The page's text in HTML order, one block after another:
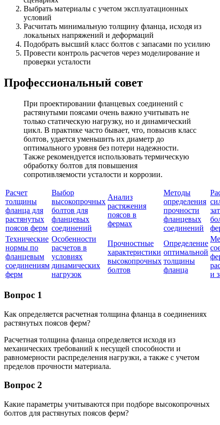
Выбрать материалы с учетом эксплуатационных
условий
Расчитать минимальную толщину фланца, исходя из
локальных напряжений и деформаций
Подобрать высший класс болтов с запасами по усилию
Провести контроль расчетов через моделирование и
проверки усталости
Профессиональный совет
При проектировании фланцевых соединений с
растянутыми поясами очень важно учитывать не
только статическую нагрузку, но и динамический
цикл. В практике часто бывает, что, повысив класс
болтов, удается уменьшить их диаметр до
оптимального уровня без потери надежности.
Также рекомендуется использовать термическую
обработку болтов для повышения
сопротивляемости усталости и коррозии.
Расчет
толщины
фланца для
растянутых
поясов ферм
Выбор
высокопрочных
болтов для
фланцевых
соединений
Анализ
растяжения
поясов в
фермах
Методы
определения
прочности
фланцевых
соединений
Технические
нормы по
фланцевым
соединениям
ферм
Особенности
расчетов в
условиях
динамических
нагрузок
Прочностные
характеристики
высокопрочных
болтов
Определение
оптимальной
толщины
фланца
и
Вопрос 1
Как определяется расчетная толщина фланца в соединениях
растянутых поясов ферм?
Расчетная толщина фланца определяется исходя из
механических требований к несущей способности и
равномерности распределения нагрузки, а также с учетом
пределов прочности материала.
Вопрос 2
Какие параметры учитываются при подборе высокопрочных
болтов для растянутых поясов ферм?